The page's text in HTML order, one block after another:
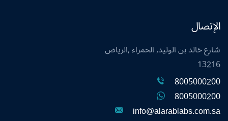
الإتصال
شارع خالد بن الوليد, الحمراء ,الرياض
13216
8005000200
8005000200
info@alarablabs.com.sa